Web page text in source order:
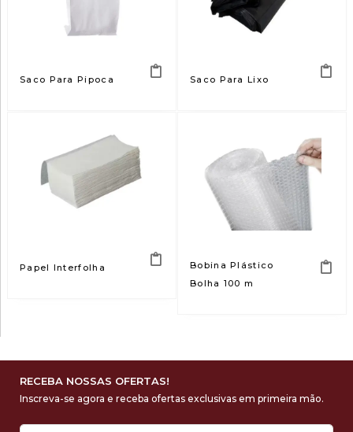
Saco Para Pipoca Saco Para Lixo
Papel Interfolha
Bobina Plástico
Bolha 100 m
RECEBA NOSSAS OFERTAS!
Inscreva-se agora e receba ofertas exclusivas em primeira mão.